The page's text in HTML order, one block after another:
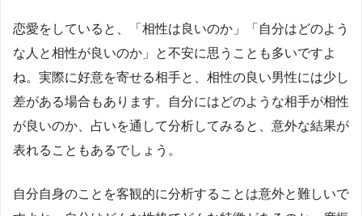
恋愛をしていると、「相性は良いのか」「自分はどのよう
な人と相性が良いのか」と不安に思うことも多いですよ
ね。実際に好意を寄せる相手と、相性の良い男性には少し
差がある場合もあります。自分にはどのような相手が相性
が良いのか、占いを通して分析してみると、意外な結果が
表れることもあるでしょう。
自分自身のことを客観的に分析することは意外と難しいで